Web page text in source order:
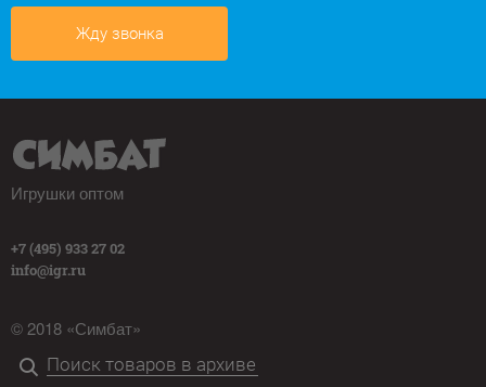
Жду звонка
Игрушки оптом
+7 (495) 933 27 02
info@igr.ru
© 2018 «Симбат»